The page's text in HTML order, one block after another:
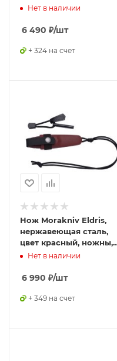
шнурок, огниво, 13523
Нет в наличии
6 490 ₽/шт
+ 324 на счет
Нож Morakniv Eldris,
нержавеющая сталь,
цвет красный, ножны,
шнурок, огниво, 13524
Нет в наличии
6 990 ₽/шт
+ 349 на счет